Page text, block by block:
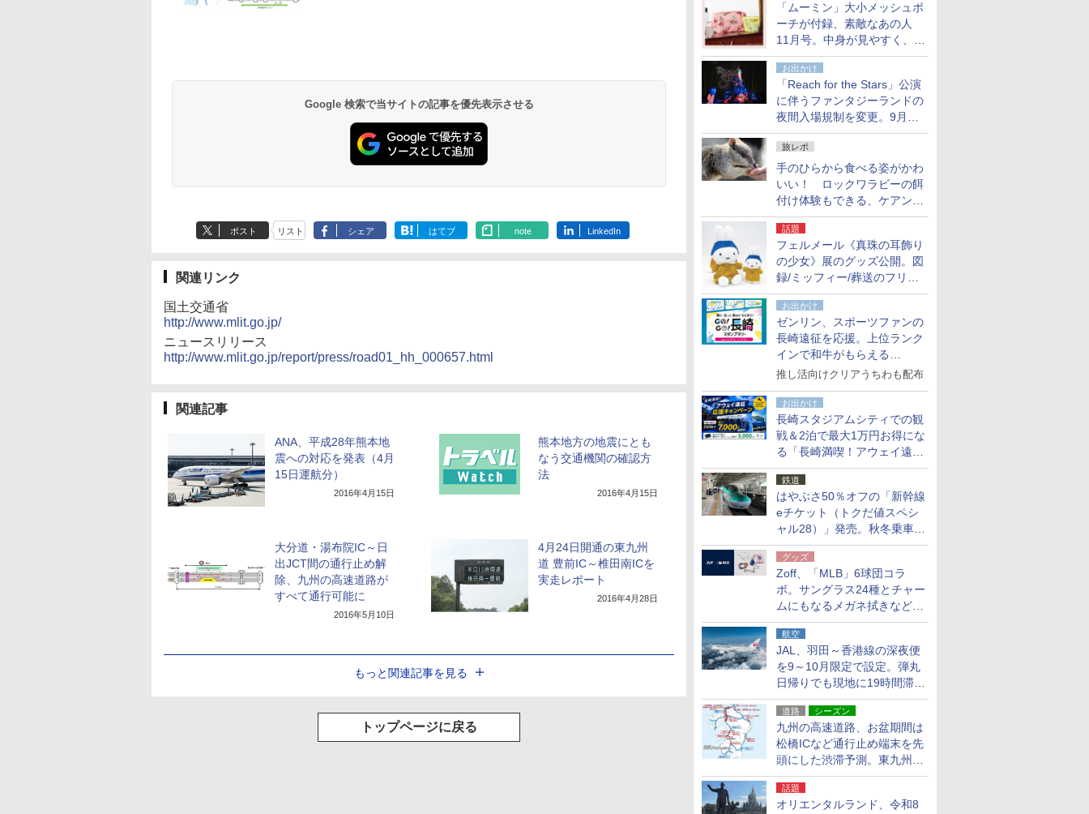
「ムーミン」大小メッシュポ
ーチが付録、素敵なあの人
11月号。中身が見やすく、温
泉スパにも使える
お出かけ
「Reach for the Stars」公演
に伴うファンタジーランドの
夜間入場規制を変更。9月か
ら18時50分～20時ごろに
旅レポ
手のひらから食べる姿がかわ
いい！ ロックワラビーの餌
付け体験もできる、ケアンズ
でアサートン高原の日本語ガ
イド付きツアーに参加してみ
た
話題
フェルメール《真珠の耳飾り
の少女》展のグッズ公開。図
録/ミッフィー/葬送のフリー
レンほか、注目ブランドコラ
ボが実現
お出かけ
ゼンリン、スポーツファンの
長崎遠征を応援。上位ランク
インで和牛がもらえる
「GO！GO！長崎スタンプラ
推し活向けクリアうちわも配布
お出かけ
長崎スタジアムシティでの観
戦＆2泊で最大1万円お得にな
る「長崎満喫！アウェイ遠征
応援キャンペーン」
鉄道
はやぶさ50％オフの「新幹線
eチケット（トクだ値スペシ
ャル28）」発売。秋冬乗車
分、えきねっと限定
グッズ
Zoff、「MLB」6球団コラ
ボ。サングラス24種とチャー
ムにもなるメガネ拭きなど雑
貨24種
航空
JAL、羽田～香港線の深夜便
を9～10月限定で設定。弾丸
日帰りでも現地に19時間滞在
できる
道路 シーズン
九州の高速道路、お盆期間は
松橋ICなど通行止め端末を先
頭にした渋滞予測。東九州道
への迂回は料金調整を実施
話題
オリエンタルランド、令和8
草津温泉 ホテル櫻
品川プリンスホテル
グランドニッコー東
Google 検索で当サイトの記事を優先表示させる
ポスト リスト シェア はてブ note LinkedIn
関連リンク
国土交通省
http://www.mlit.go.jp/
ニュースリリース
http://www.mlit.go.jp/report/press/road01_hh_000657.html
関連記事
ANA、平成28年熊本地
震への対応を発表（4月
15日運航分）
2016年4月15日
熊本地方の地震にとも
なう交通機関の確認方
法
2016年4月15日
大分道・湯布院IC～日
出JCT間の通行止め解
除、九州の高速道路が
すべて通行可能に
2016年5月10日
4月24日開通の東九州
道 豊前IC～椎田南ICを
実走レポート
2016年4月28日
もっと関連記事を見る
トップページに戻る